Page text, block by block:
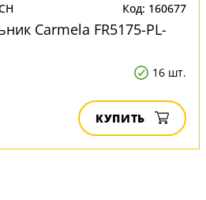
Код: 160677
Carmela FR5175-PL-
16 шт.
КУПИТЬ